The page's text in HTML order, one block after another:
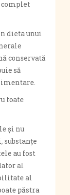
complet
dieta unui
conservată
să
toate
și nu
substanțe
au fost
al
al
păstra